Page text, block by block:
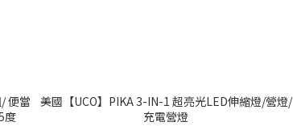
便當
度
美國【UCO】PIKA 3-IN-1 超亮光LED伸縮燈/營燈/
充電營燈